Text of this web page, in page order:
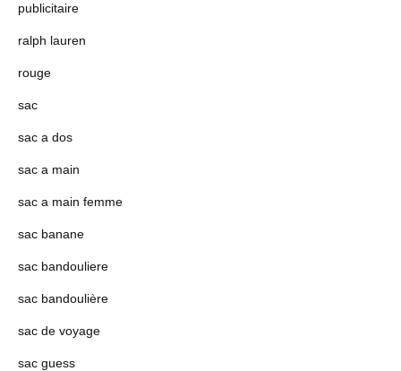
publicitaire
ralph lauren
rouge
sac
sac a dos
sac a main
sac a main femme
sac banane
sac bandouliere
sac bandoulière
sac de voyage
sac guess